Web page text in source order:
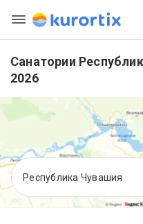
Санатории
2026
Республика Чувашия